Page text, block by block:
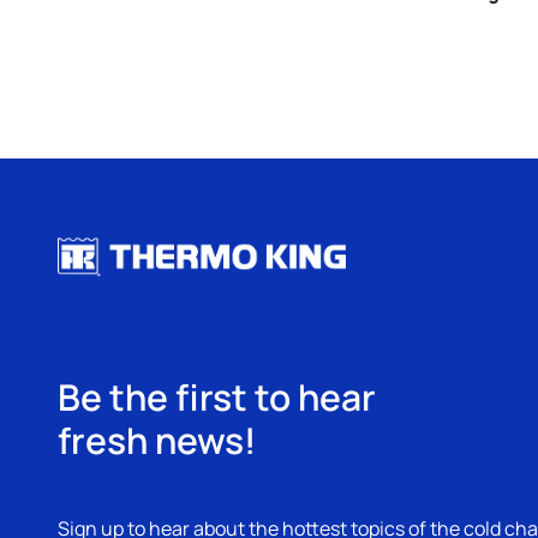
Be the first to hear
fresh news!
Sign up to hear about the hottest topics of the cold